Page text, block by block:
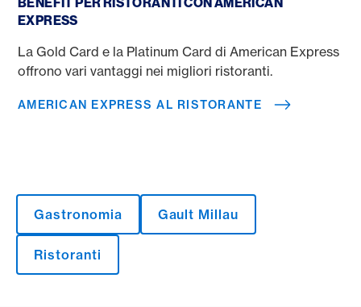
EXPRESS
La Gold Card e la Platinum Card di American Express
offrono vari vantaggi nei migliori ristoranti.
AMERICAN EXPRESS AL RISTORANTE
Gastronomia Gault Millau
Ristoranti